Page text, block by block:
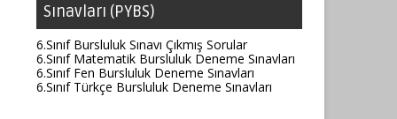
Sınavları (PYBS)
6.Sınıf Bursluluk Sınavı Çıkmış Sorular
6.Sınıf Matematik Bursluluk Deneme Sınavları
6.Sınıf Fen Bursluluk Deneme Sınavları
6.Sınıf Türkçe Bursluluk Deneme Sınavları